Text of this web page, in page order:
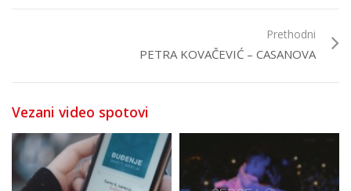
Prethodni
PETRA KOVAČEVIĆ – CASANOVA
Vezani video spotovi